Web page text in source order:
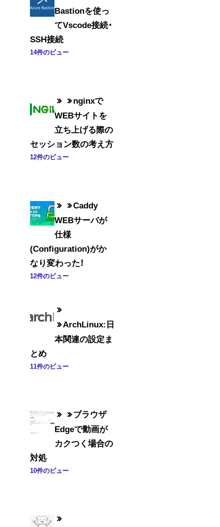
Bastionを使っ
てVscode接続・
SSH接続
14件のビュー
nginxで
WEBサイトを
立ち上げる際の
セッション数の考え方
12件のビュー
Caddy
WEBサーバが
仕様
(Configuration)がか
なり変わった！
12件のビュー
ArchLinux:日
本関連の設定ま
とめ
11件のビュー
ブラウザ
Edgeで動画が
カクつく場合の
対処
10件のビュー